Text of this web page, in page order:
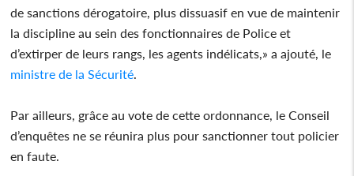
de sanctions dérogatoire, plus dissuasif en vue de maintenir
la discipline au sein des fonctionnaires de Police et
d’extirper de leurs rangs, les agents indélicats,» a ajouté, le
ministre de la Sécurité.
Par ailleurs, grâce au vote de cette ordonnance, le Conseil
d’enquêtes ne se réunira plus pour sanctionner tout policier
en faute.